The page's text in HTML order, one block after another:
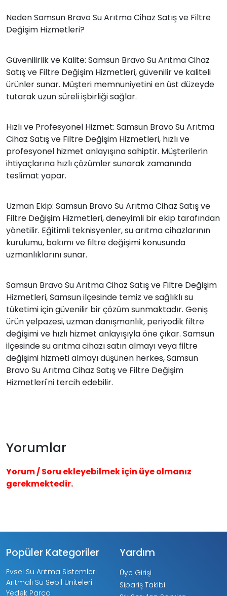
Neden Samsun Bravo Su Arıtma Cihaz Satış ve Filtre
Değişim Hizmetleri?
Güvenilirlik ve Kalite: Samsun Bravo Su Arıtma Cihaz
Satış ve Filtre Değişim Hizmetleri, güvenilir ve kaliteli
ürünler sunar. Müşteri memnuniyetini en üst düzeyde
tutarak uzun süreli işbirliği sağlar.
Hızlı ve Profesyonel Hizmet: Samsun Bravo Su Arıtma
Cihaz Satış ve Filtre Değişim Hizmetleri, hızlı ve
profesyonel hizmet anlayışına sahiptir. Müşterilerin
ihtiyaçlarına hızlı çözümler sunarak zamanında
teslimat yapar.
Uzman Ekip: Samsun Bravo Su Arıtma Cihaz Satış ve
Filtre Değişim Hizmetleri, deneyimli bir ekip tarafından
yönetilir. Eğitimli teknisyenler, su arıtma cihazlarının
kurulumu, bakımı ve filtre değişimi konusunda
uzmanlıklarını sunar.
Samsun Bravo Su Arıtma Cihaz Satış ve Filtre Değişim
Hizmetleri, Samsun ilçesinde temiz ve sağlıklı su
tüketimi için güvenilir bir çözüm sunmaktadır. Geniş
ürün yelpazesi, uzman danışmanlık, periyodik filtre
değişimi ve hızlı hizmet anlayışıyla öne çıkar. Samsun
ilçesinde su arıtma cihazı satın almayı veya filtre
değişimi hizmeti almayı düşünen herkes, Samsun
Bravo Su Arıtma Cihaz Satış ve Filtre Değişim
Hizmetleri'ni tercih edebilir.
Yorumlar
Yorum / Soru ekleyebilmek için üye olmanız
gerekmektedir.
Popüler Kategoriler
Evsel Su Arıtma Sistemleri
Arıtmalı Su Sebil Üniteleri
Yedek Parça
Yardım
Üye Girişi
Sipariş Takibi